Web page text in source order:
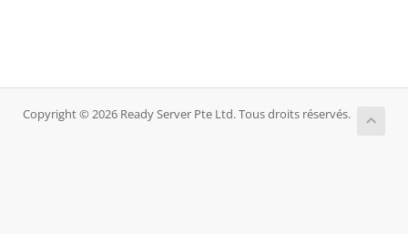
Copyright © 2026 Ready Server Pte Ltd. Tous droits réservés.